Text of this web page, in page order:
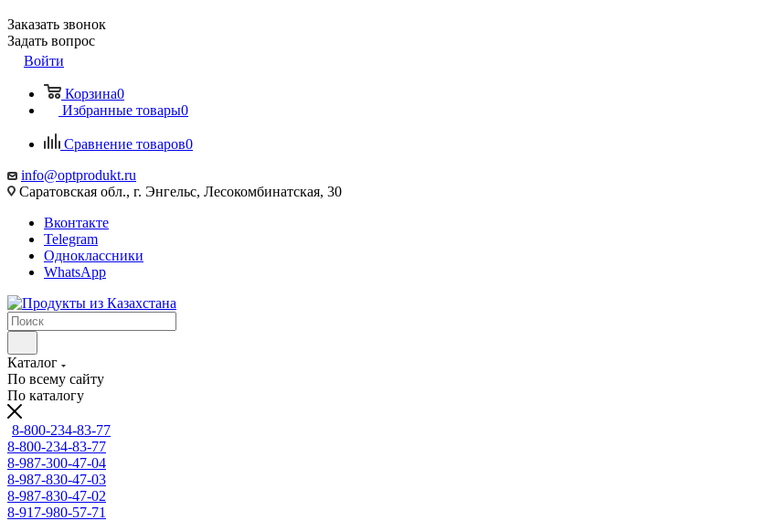
Заказать звонок
Задать вопрос
Войти
Корзина0
Избранные товары0
Сравнение товаров0
info@optprodukt.ru
Саратовская обл., г. Энгельс, Лесокомбинатская, 30
Вконтакте
Telegram
Одноклассники
WhatsApp
Каталог
По всему сайту
По каталогу
8-800-234-83-77
8-800-234-83-77
8-987-300-47-04
8-987-830-47-03
8-987-830-47-02
8-917-980-57-71